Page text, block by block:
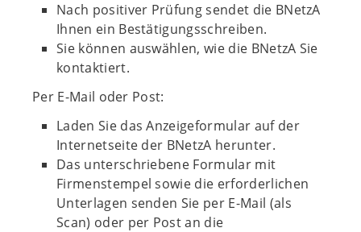
Nach positiver Prüfung sendet die BNetzA
Ihnen ein Bestätigungsschreiben.
Sie können auswählen, wie die BNetzA Sie
kontaktiert.
Per E-Mail oder Post:
Laden Sie das Anzeigeformular auf der
Internetseite der BNetzA herunter.
Das unterschriebene Formular mit
Firmenstempel sowie die erforderlichen
Unterlagen senden Sie per E-Mail (als
Scan) oder per Post an die